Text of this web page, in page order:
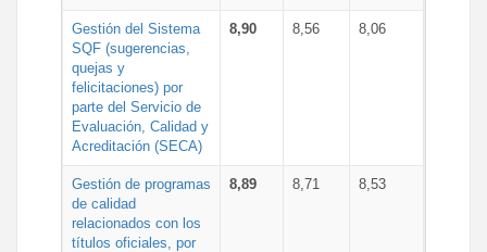
Gestión del Sistema
SQF (sugerencias,
quejas y
felicitaciones) por
parte del Servicio de
Evaluación, Calidad y
Acreditación (SECA)
8,90 8,56 8,06
Gestión de programas
de calidad
relacionados con los
títulos oficiales, por
8,89 8,71 8,53